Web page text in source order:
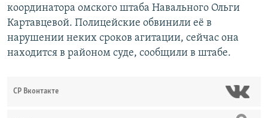
координатора омского штаба Навального Ольги
Картавцевой. Полицейские обвинили её в
нарушении неких сроков агитации, сейчас она
находится в районом суде, сообщили в штабе.
СР Вконтакте